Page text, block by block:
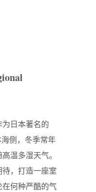
日本著名的
侧，冬季常年
温多湿天气。
，打造一座室
何种严酷的气